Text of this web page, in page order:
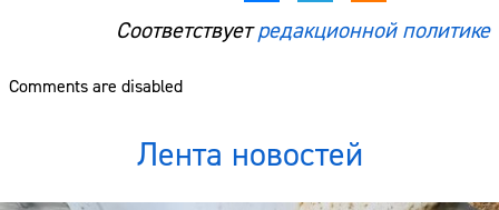
Соответствуетредакционной политике
Comments are disabled
Лента новостей